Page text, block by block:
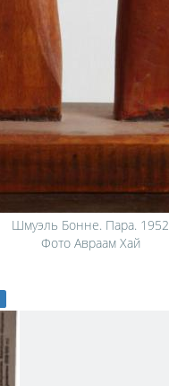
Шмуэль Бонне. Пара. 1952
Фото Авраам Хай